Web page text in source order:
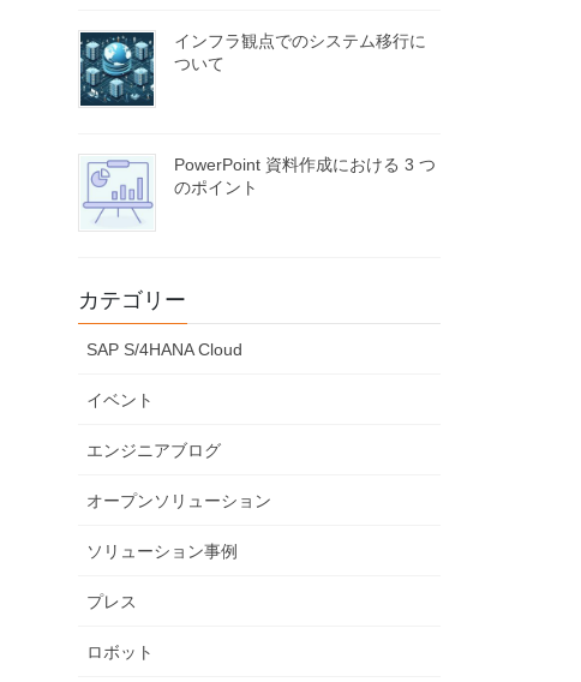
インフラ観点でのシステム移行に
ついて
PowerPoint 資料作成における 3 つ
のポイント
カテゴリー
SAP S/4HANA Cloud
イベント
エンジニアブログ
オープンソリューション
ソリューション事例
プレス
ロボット